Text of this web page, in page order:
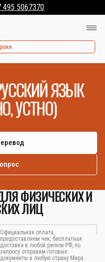
495 5067370
ЯЗЫК
УСТНО)
ФИЗИЧЕСКИХ И
ЛИЦ
Официальная оплата,
предоставляем чек, бесплатная
доставка в любой регион РФ, по
запросу отправим готовые
документы в любую страну Мира.